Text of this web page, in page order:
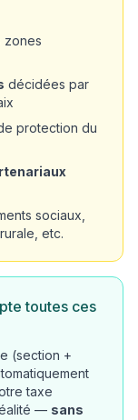
zones
décidées par
protection du
sociaux,
etc.
toutes ces
(section +
taxe
— sans